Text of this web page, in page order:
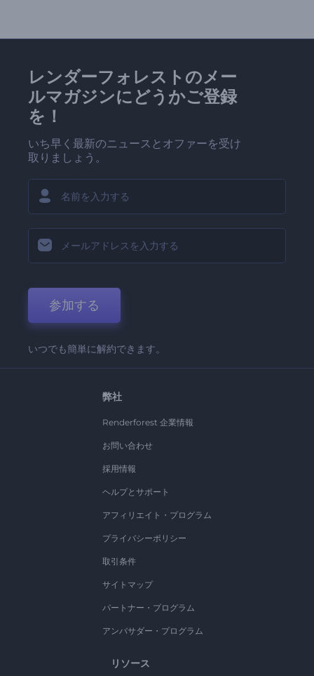
レンダーフォレストのメー
ルマガジンにどうかご登録
を！
いち早く最新のニュースとオファーを受け
取りましょう。
参加する
いつでも簡単に解約できます。
弊社
Renderforest 企業情報
お問い合わせ
採用情報
ヘルプとサポート
アフィリエイト・プログラム
プライバシーポリシー
取引条件
サイトマップ
パートナー・プログラム
アンバサダー・プログラム
リソース